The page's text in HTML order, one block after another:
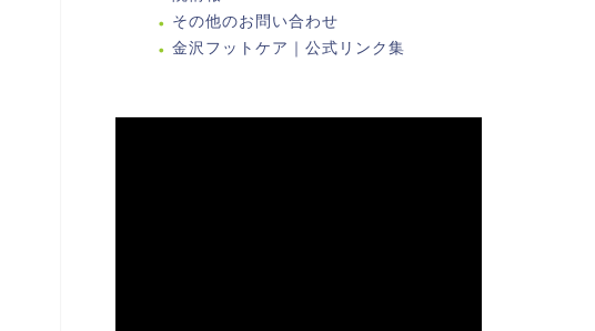
その他のお問い合わせ
金沢フットケア｜公式リンク集